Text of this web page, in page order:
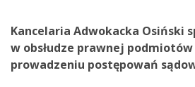
Kancelaria Adwokacka Osiński
w obsłudze prawnej
prowadzeniu postępowań